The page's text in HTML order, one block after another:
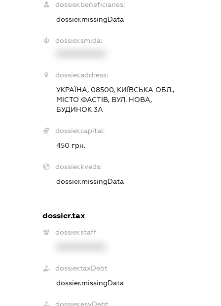
dossier.beneficiaries:
dossier.missingData
dossier.smida:
dossier.address:
УКРАЇНА, 08500, КИЇВСЬКА ОБЛ.,
МІСТО ФАСТІВ, ВУЛ. НОВА,
БУДИНОК 3А
dossier.capital:
450 грн.
dossier.kveds:
dossier.missingData
dossier.tax
dossier.staff
dossier.taxDebt
dossier.missingData
dossier.esvDebt